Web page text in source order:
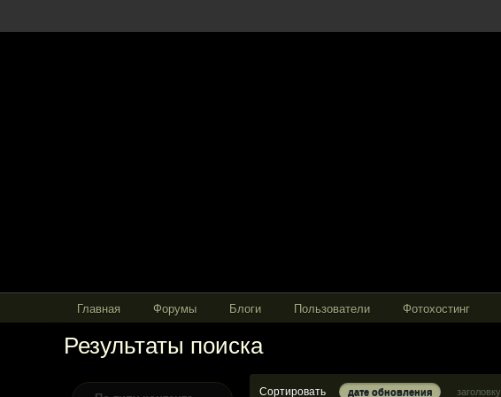
Главная Форумы Блоги Пользователи Фотохостинг
Результаты поиска
Сортировать дате обновления заголовку